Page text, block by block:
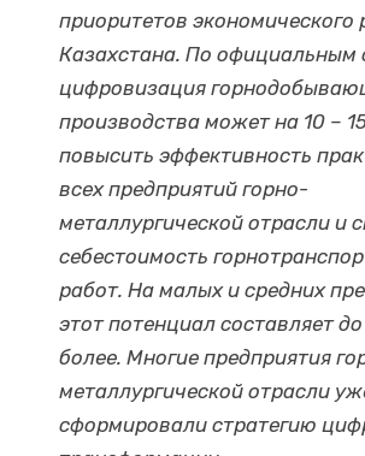
приоритетов экономического
Казахстана. По официальным
цифровизация
производства может на 10 –
повысить эффективность
всех предприятий горно-
металлургической отрасли и
себестоимость
работ. На малых и средних
этот потенциал составляет
более. Многие предприятия
металлургической отрасли
сформировали стратегию